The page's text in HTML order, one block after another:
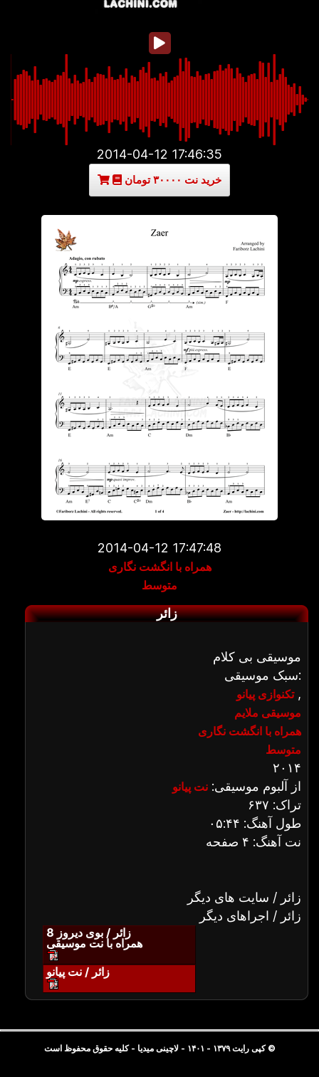
2014-04-12 17:46:35
خرید نت ۳۰۰۰۰ تومان
2014-04-12 17:47:48
همراه با انگشت نگاری
متوسط
زائر
موسیقی بی کلام
سبک موسیقی:
تکنوازی پیانو,
موسیقی ملایم
همراه با انگشت نگاری
متوسط
۲۰۱۴
از آلبوم موسیقی: نت پیانو
تراک: ۶۳۷
طول آهنگ: ۰۵:۴۴
نت آهنگ: ۴ صفحه
زائر / سایت های دیگر
زائر / اجراهای دیگر
زائر / بوی دیروز 8
همراه با نت موسیقی
زائر / نت پیانو
© کپی رایت ۱۳۷۹ - ۱۴۰۱ - لاچینی میدیا - کلیه حقوق محفوظ است